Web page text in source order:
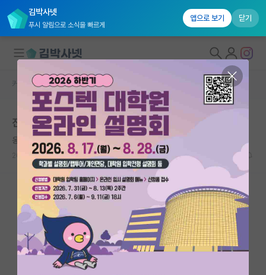
김박사넷
푸시 알림으로 소식을 빠르게
앱으로 보기 닫기
대학원생 모집
국내대학원 정보
연구실&오픈랩
커뮤니티
커뮤니티 홈
전체글보기
베스트 게시판
IF 명예의전당
커뮤니티 홈 특수/전문대학원 게시판
진학관련 도움이 필요합니다.
옹졸한 요하네스 케플러
2026.03.13 0 989